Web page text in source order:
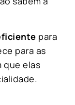
para
para as
que elas